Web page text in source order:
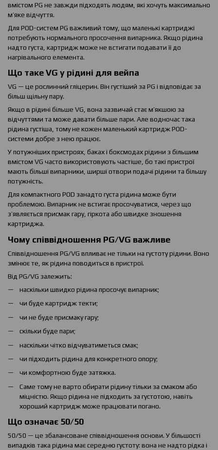
вмістом PG не завжди підходять людям, які хочуть максимально
м’яке відчуття.
Для POD-систем PG важливий тому, що маленькі картриджі
потребують нормального просочення випарника. Якщо рідина
надто густа, картридж може не встигати подавати її до
нагрівального елемента.
Що таке VG у рідині для вейпа
VG — це рослинний гліцерин. Він густіший за PG і відповідає за
більш щільну пару.
Якщо в рідині більше VG, вона зазвичай стає м’якшою за
відчуттями та може давати більше пари. Але водночас така
рідина густіша, тому не кожен маленький картридж POD-
системи добре з нею працює.
У потужніших пристроях, баках і боксмодах рідини з більшим
вмістом VG часто використовують частіше, бо такі пристрої
мають більші випарники, ширші отвори подачі рідини та більшу
потужність.
Для компактного POD занадто густа рідина може бути
проблемою. Випарник не встигає просочуватися, через що
з’являється присмак гару, гіркота або швидке зношення
картриджа.
Чому співвідношення PG/VG важливе
Співвідношення PG/VG впливає не тільки на густоту рідини. Воно
змінює те, як рідина поводиться в пристрої.
Від PG/VG залежить:
наскільки швидко рідина просочує випарник;
чи буде картридж текти;
чи не буде присмаку гару;
скільки буде пари;
наскільки чітко відчуватиметься смак;
чи підходить рідина для конкретного опору;
чи комфортною буде затяжка.
Саме тому не варто обирати рідину тільки за смаком або
міцністю. Якщо рідина не підходить за густотою, навіть
хороший картридж може працювати погано.
Що означає 50/50
50/50 — це збалансоване співвідношення основи. У більшості
випадків така рідина має середню густоту: вона не надто рідка і